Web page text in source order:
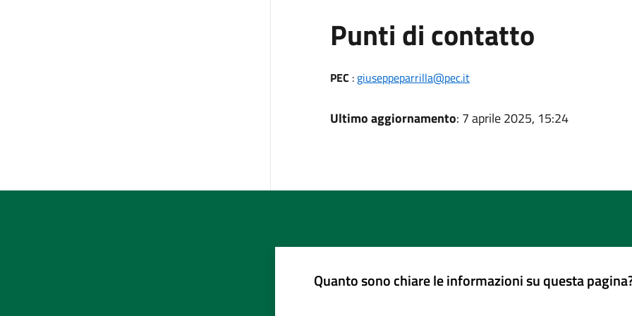
Punti di contatto
PEC : giuseppeparrilla@pec.it
Ultimo aggiornamento: 7 aprile 2025, 15:24
Quanto sono chiare le informazioni su questa